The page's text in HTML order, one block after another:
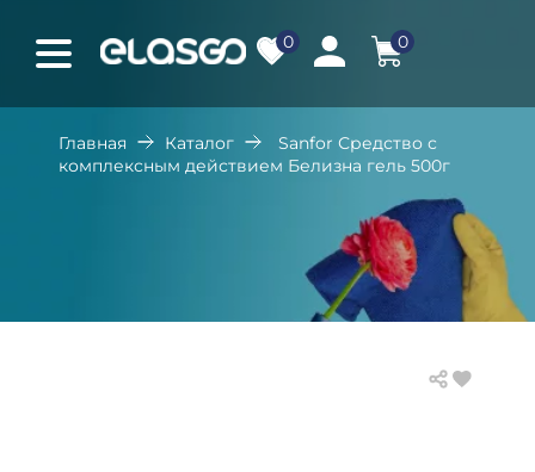
0 0
Главная Каталог
Sanfor Средство с
комплексным действием Белизна гель 500г